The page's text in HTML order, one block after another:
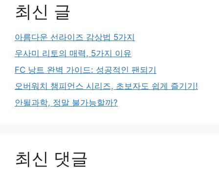
최신 글
아름다운 선라이즈 감상법 5가지
우사미 리토의 매력, 5가지 이유
FC 낭트 완벽 가이드: 성공적인 팬되기
오버워치 챔피언스 시리즈, 초보자도 쉽게 즐기기!
안될과학, 정말 불가능할까?
최신 댓글